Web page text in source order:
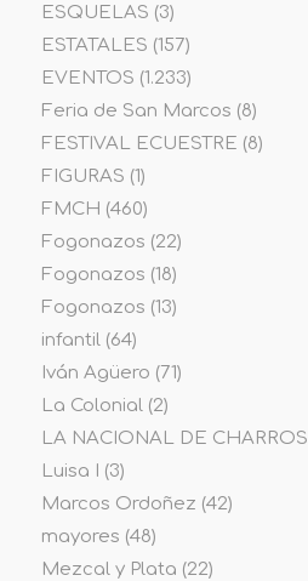
ESQUELAS (3)
ESTATALES (157)
EVENTOS (1.233)
Feria de San Marcos (8)
FESTIVAL ECUESTRE (8)
FIGURAS (1)
FMCH (460)
Fogonazos (22)
Fogonazos (18)
Fogonazos (13)
infantil(64)
Iván Agüero (71)
La Colonial(2)
LA NACIONAL DE CHARROS
Luisa I
(3)
Marcos Ordoñez (42)
mayores (48)
Mezcal y Plata (22)